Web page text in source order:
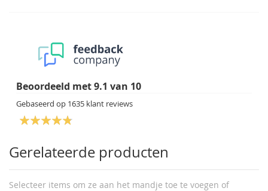
Beoordeeld met9.1 van 10
Gebaseerd op 1635 klant reviews
Gerelateerde producten
Selecteer items om ze aan het mandje toe te voegen of